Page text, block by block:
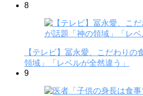
8
【テレビ】冨永愛、こだわりの
領域」「レベルが全然違う」
9